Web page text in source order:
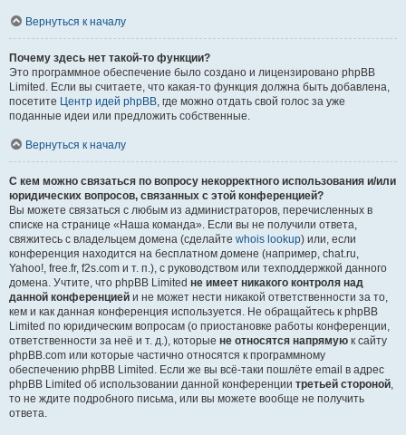
Вернуться к началу
Почему здесь нет такой-то функции?
Это программное обеспечение было создано и лицензировано phpBB
Limited. Если вы считаете, что какая-то функция должна быть добавлена,
посетите Центр идей phpBB, где можно отдать свой голос за уже
поданные идеи или предложить собственные.
Вернуться к началу
С кем можно связаться по вопросу некорректного использования и/или
юридических вопросов, связанных с этой конференцией?
Вы можете связаться с любым из администраторов, перечисленных в
списке на странице «Наша команда». Если вы не получили ответа,
свяжитесь с владельцем домена (сделайте whois lookup) или, если
конференция находится на бесплатном домене (например, chat.ru,
Yahoo!, free.fr, f2s.com и т. п.), с руководством или техподдержкой данного
домена. Учтите, что phpBB Limited не имеет никакого контроля над
данной конференцией и не может нести никакой ответственности за то,
кем и как данная конференция используется. Не обращайтесь к phpBB
Limited по юридическим вопросам (о приостановке работы конференции,
ответственности за неё и т. д.), которые не относятся напрямую к сайту
phpBB.com или которые частично относятся к программному
обеспечению phpBB Limited. Если же вы всё-таки пошлёте email в адрес
phpBB Limited об использовании данной конференции третьей стороной,
то не ждите подробного письма, или вы можете вообще не получить
ответа.